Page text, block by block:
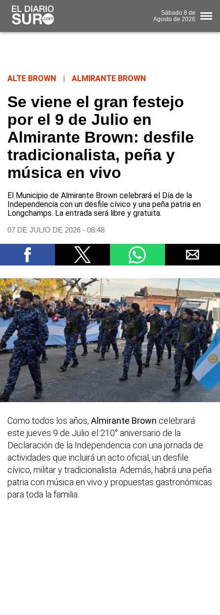
Sábado 8 de
Agosto de 2026
ALTE BROWN ALMIRANTE BROWN
Se viene el gran festejo
por el 9 de Julio en
Almirante Brown: desfile
tradicionalista, peña y
música en vivo
El Municipio de Almirante Brown celebrará el Día de la
Independencia con un desfile cívico y una peña patria en
Longchamps. La entrada será libre y gratuita.
07 DE JULIO DE 2026 - 08:48
Como todos los años, Almirante Brown celebrará
este jueves 9 de Julio el 210° aniversario de la
Declaración de la Independencia con una jornada de
actividades que incluirá un acto oficial, un desfile
cívico, militar y tradicionalista. Además, habrá una peña
patria con música en vivo y propuestas gastronómicas
para toda la familia.